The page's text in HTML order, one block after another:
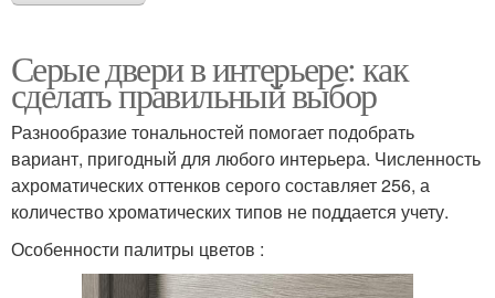
Серые двери в интерьере: как
сделать правильный выбор
Разнообразие тональностей помогает подобрать
вариант, пригодный для любого интерьера. Численность
ахроматических оттенков серого составляет 256, а
количество хроматических типов не поддается учету.
Особенности палитры цветов :